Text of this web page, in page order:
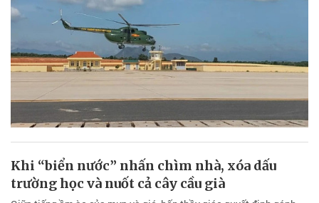
Khi “biển nước” nhấn chìm nhà, xóa dấu
trường học và nuốt cả cây cầu già